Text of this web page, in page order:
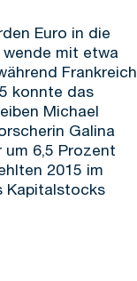
Euro in die
mit etwa
Frankreich
konnte das
Michael
Galina
6,5 Prozent
2015 im
Kapitalstocks